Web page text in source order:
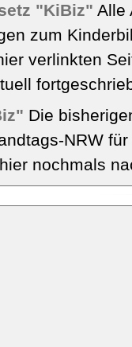
"KiBiz" Alle
zum
verlinkten
Die
NRW
nochmals